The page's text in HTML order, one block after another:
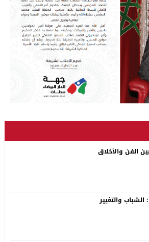
الفن والأخلاق
والتغيير